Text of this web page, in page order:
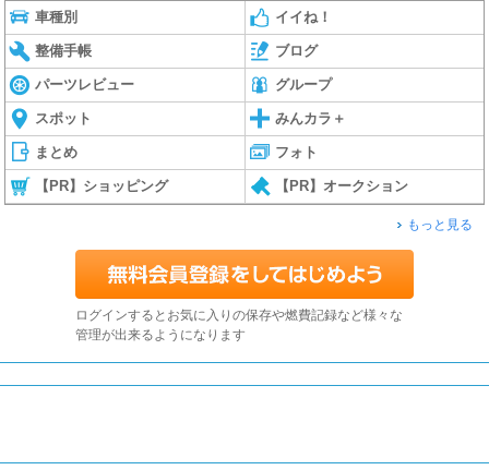
車種別 イイね！
整備手帳 ブログ
パーツレビュー グループ
スポット みんカラ＋
まとめ フォト
【PR】ショッピング 【PR】オークション
もっと見る
ログインするとお気に入りの保存や燃費記録など様々な
管理が出来るようになります